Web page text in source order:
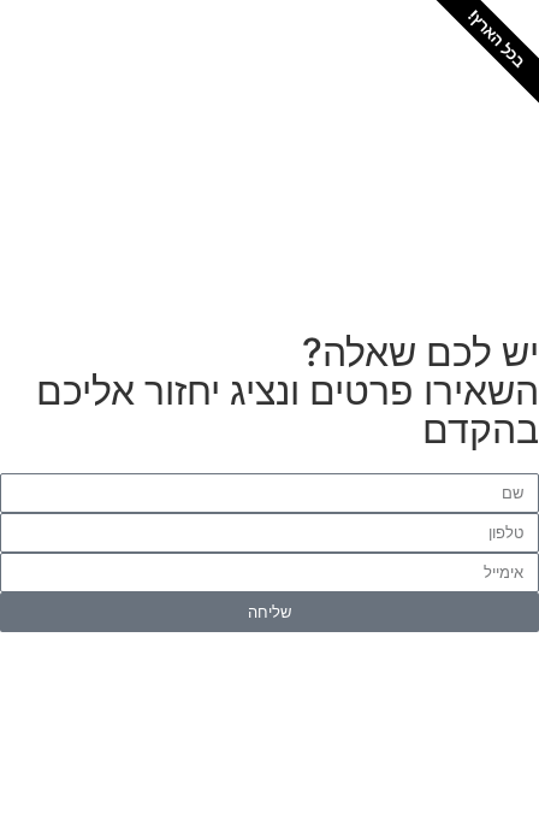
הארץ!
לכם שאלה?
פרטים ונציג יחזור אליכם
שליחה